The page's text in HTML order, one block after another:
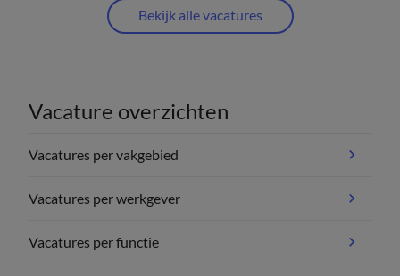
Bekijk alle vacatures
Vacature overzichten
Vacatures per vakgebied
Vacatures per werkgever
Vacatures per functie